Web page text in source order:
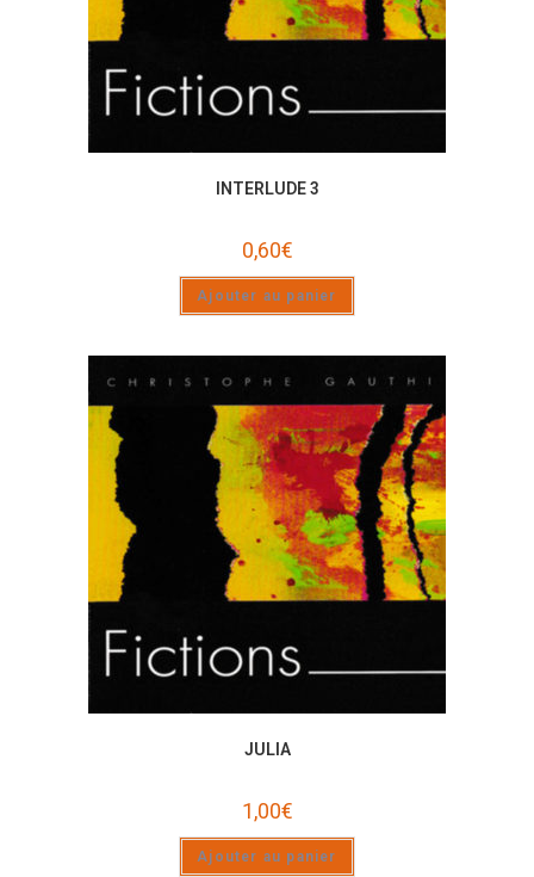
INTERLUDE 3
0,60€
Ajouter au panier
JULIA
1,00€
Ajouter au panier